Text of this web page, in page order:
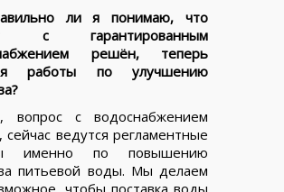
ли я понимаю, что
с гарантированным
решён, теперь
работы по улучшению
с водоснабжением
ведутся регламентные
именно по повышению
питьевой воды. Мы делаем
чтобы поставка воды